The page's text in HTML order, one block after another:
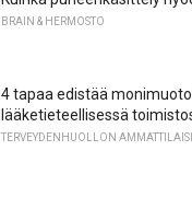
BRAIN & HERMOSTO
4 tapaa edistää
lääketieteellisessä
TERVEYDENHUOLLON